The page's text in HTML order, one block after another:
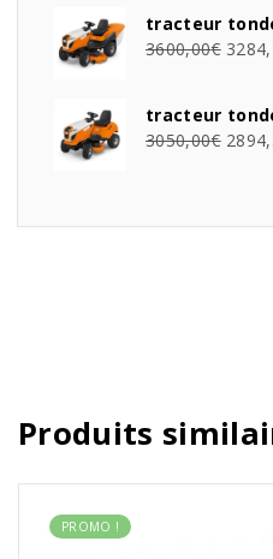
tracteur
3600,00€
tracteur
3050,00€
Produits
PROMO !